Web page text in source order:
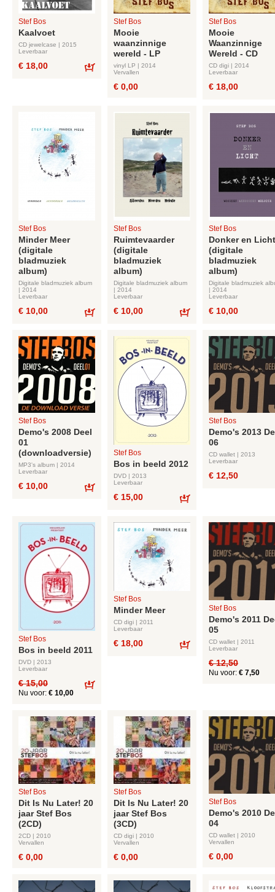
Stef Bos
Kaalvoet
CD jewelcase | 2015
Leverbaar
€ 18,00
Stef Bos
Mooie
waanzinnige
wereld - LP
vinyl LP | 2014
Vervallen
€ 0,00
Stef Bos
Mooie
Waanzinnige
Wereld - CD
CD digi | 2014
Leverbaar
€ 18,00
Stef Bos
Minder Meer
(digitale
bladmuziek
album)
Digitale bladmuziek album
| 2014
Leverbaar
€ 10,00
Stef Bos
Ruimtevaarder
(digitale
bladmuziek
album)
Digitale bladmuziek album
| 2014
Leverbaar
€ 10,00
Stef Bos
Donker en Licht
(digitale
bladmuziek
album)
Digitale bladmuziek
| 2014
Leverbaar
€ 10,00
Stef Bos
Demo's 2008 Deel
01
(downloadversie)
MP3's album | 2014
Leverbaar
€ 10,00
Stef Bos
Bos in beeld 2012
DVD | 2013
Leverbaar
€ 15,00
Stef Bos
Demo's 2013
06
CD wallet | 2013
Leverbaar
€ 12,50
Stef Bos
Bos in beeld 2011
DVD | 2013
Leverbaar
€ 15,00
Nu voor: € 10,00
Stef Bos
Minder Meer
CD digi | 2011
Leverbaar
€ 18,00
Stef Bos
Demo's 2011
05
CD wallet | 2011
Leverbaar
€ 12,50
Nu voor: € 7,50
Stef Bos
Dit Is Nu Later! 20
jaar Stef Bos
(2CD)
2CD | 2010
Vervallen
€ 0,00
Stef Bos
Dit Is Nu Later! 20
jaar Stef Bos
(3CD)
CD digi | 2010
Vervallen
€ 0,00
Stef Bos
Demo's 2010
04
CD wallet | 2010
Vervallen
€ 0,00